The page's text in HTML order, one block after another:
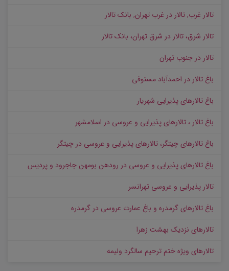
تالار غرب, تالار در غرب تهران, بانک تالار
تالار شرق، تالار در شرق تهران، بانک تالار
تالار در جنوب تهران
باغ تالار در احمدآباد مستوفی
باغ تالارهای پذیرایی شهریار
باغ تالار ، تالارهای پذیرایی و عروسی در اسلامشهر
باغ تالارهای چیتگر، تالارهای پذیرایی و عروسی در چیتگر
باغ تالارهای پذیرایی و عروسی در رودهن بومهن جاجرود و پردیس
تالار پذیرایی و عروسی تهرانسر
باغ تالارهای گرمدره و باغ عمارت عروسی در گرمدره
تالارهای نزدیک بهشت زهرا
تالارهای ویژه ختم ترحیم سالگرد ولیمه